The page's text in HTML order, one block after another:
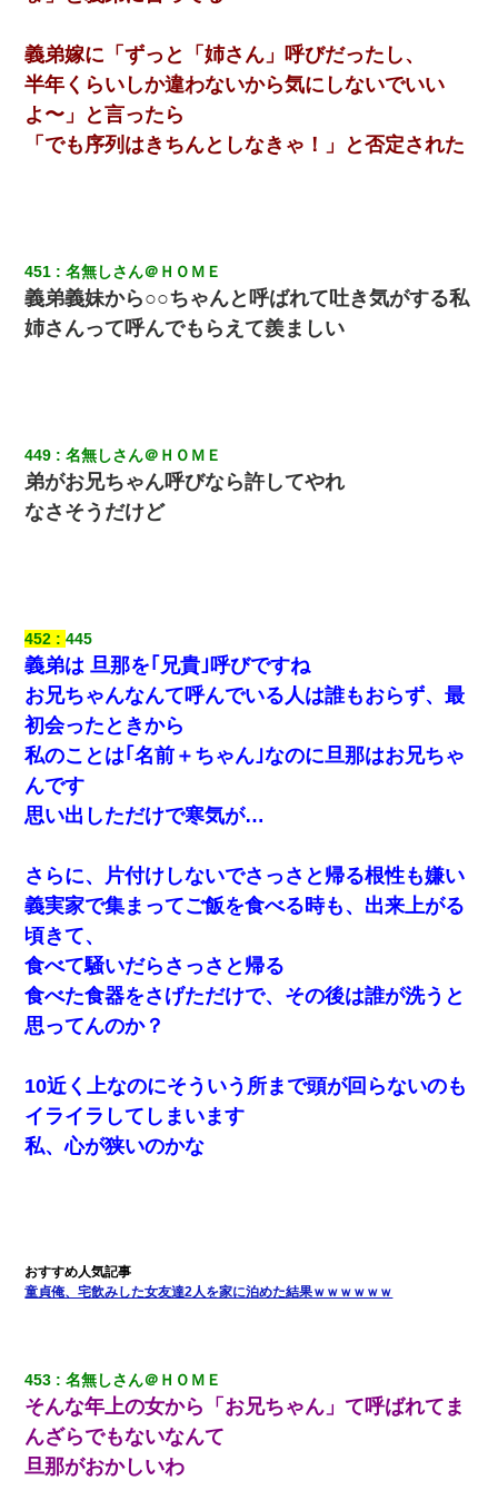
絡無しは無理」上司「いいから付けろ！」→
【ワロタ】姉から「肉食系14才、乳丸出し、毛はうっすら生えか
け」というタイトルで画像が送られてきた
今日夫の実家に泊ったんだけど、朝起きたら股間がなんかモッコ
リしてた
裁判官「お互いに最後に言いたいことはありますか」バカ夫
17年飼っていた犬が亡くなった。鼻水垂らし嗚咽する私に、猫が
近づいて頭突きをしてきて…
友人「酒の勢いで女先輩をホテルに連れ込んだｗｗｗｗｗ」俺
「…」
高1のとき男に襲われ、不妊の叔母に頼まれて出産。→叔母夫婦が
養子縁組してアメリカに子供を連れ帰った。→9・11で叔母夫婦が
亡くなってしまい…
日曜日、会社の窓を見ると同僚の姿。俺（あれ？ディズニーシー
じゃ？）→俺電話「今何してんの？」同僚「シーで並んでるこ
22歳の頃、父に36歳の男性とお見合いをしてくれと頼まれた。父
の親会社の経営者の息子さんだったので、父も喜んで私の写真を
送ったんだが→
全く親しくないママ友Aから突然「飲み会しよう」と誘われたがお
断りした。後日Aの企みを知ってゾッとするやら腹立つやら！
ってしまった。拒絶したら「全部バラしてやる」と脅迫されたの
で両親に全部話した。
友人とふたりで山口に旅行した時の事。レンタカーを借りて山の
放置子が病院送りになったらしい → 俺（二度と帰ってくるなよ…
嫁を半身不随にしやがった恨みは、正直こんなもんじゃ晴れな
い）
【衝撃】ヤンキー女に「サせて」って言った結果
義弟嫁に「ずっと「姉さん」呼びだったし、
半年くらいしか違わないから気にしないでいい
よ〜」と言ったら
「でも序列はきちんとしなきゃ！」と否定された
451 名無しさん＠ＨＯＭＥ
義弟義妹から○○ちゃんと呼ばれて吐き気がする私
姉さんって呼んでもらえて羨ましい
449 名無しさん＠ＨＯＭＥ
弟がお兄ちゃん呼びなら許してやれ
なさそうだけど
452 445
義弟は 旦那を｢兄貴｣呼びですね
お兄ちゃんなんて呼んでいる人は誰もおらず、最
初会ったときから
私のことは｢名前＋ちゃん｣なのに旦那はお兄ちゃ
んです
思い出しただけで寒気が…
さらに、片付けしないでさっさと帰る根性も嫌い
義実家で集まってご飯を食べる時も、出来上がる
頃きて、
食べて騒いだらさっさと帰る
食べた食器をさげただけで、その後は誰が洗うと
思ってんのか？
10近く上なのにそういう所まで頭が回らないのも
イライラしてしまいます
私、心が狭いのかな
童貞俺、宅飲みした女友達2人を家に泊めた結果ｗｗｗｗｗｗ
453 名無しさん＠ＨＯＭＥ
そんな年上の女から「お兄ちゃん」て呼ばれてま
んざらでもないなんて
旦那がおかしいわ